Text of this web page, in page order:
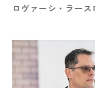
ロヴァーシ・ラース